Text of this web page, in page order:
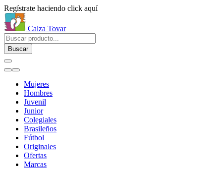
Regístrate haciendo click aquí
Calza Tovar
Buscar
Mujeres
Hombres
Juvenil
Junior
Colegiales
Brasileños
Fútbol
Originales
Ofertas
Marcas